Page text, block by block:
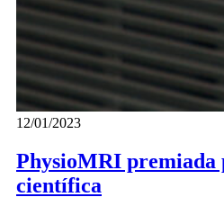
12/01/2023
PhysioMRI premiada
científica